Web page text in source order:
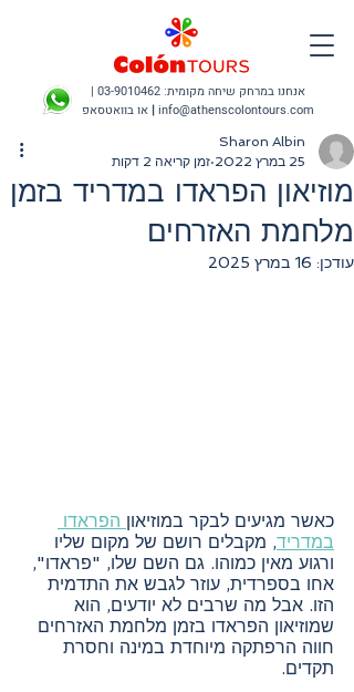
אנחנו במרחק שיחה מקומית:03-9010462
|
info@athenscolontours.com
| או בוואטסאפ
מוזיאון הפראדו במדריד בזמן
מלחמת האזרחים
Sharon Albin
25 במרץ 2022
זמן קריאה 2 דקות
עודכן: 16 במרץ 2025
כאשר מגיעים לבקר במוזיאון הפראדו
במדריד, מקבלים רושם של מקום שליו
ורגוע מאין כמוהו. גם השם שלו, "פראדו",
אחו בספרדית, עוזר לגבש את התדמית
הזו. אבל מה שרבים לא יודעים, הוא
שמוזיאון הפראדו בזמן מלחמת האזרחים
חווה הרפתקה מיוחדת במינה וחסרת
תקדים.